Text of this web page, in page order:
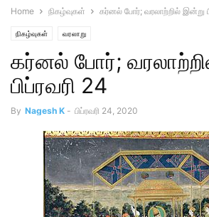
Home நிகழ்வுகள் கர்னல் போர்; வரலாற்றில் இன்று
நிகழ்வுகள் வரலாறு
கர்னல் போர்;
பிப்ரவரி 24
By Nagesh K - பிப்ரவரி 24, 2020